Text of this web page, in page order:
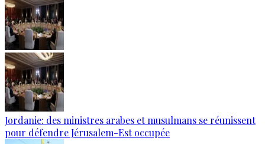
Jordanie: des ministres arabes et musulmans se réunissent
pour défendre Jérusalem-Est occupée